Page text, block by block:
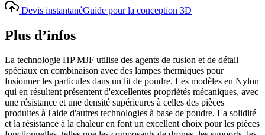
Devis instantanéGuide pour la conception 3D
Plus d’infos
La technologie HP MJF utilise des agents de fusion et de détail
spéciaux en combinaison avec des lampes thermiques pour
fusionner les particules dans un lit de poudre. Les modèles en Nylon
qui en résultent présentent d'excellentes propriétés mécaniques, avec
une résistance et une densité supérieures à celles des pièces
produites à l'aide d'autres technologies à base de poudre. La solidité
et la résistance à la chaleur en font un excellent choix pour les pièces